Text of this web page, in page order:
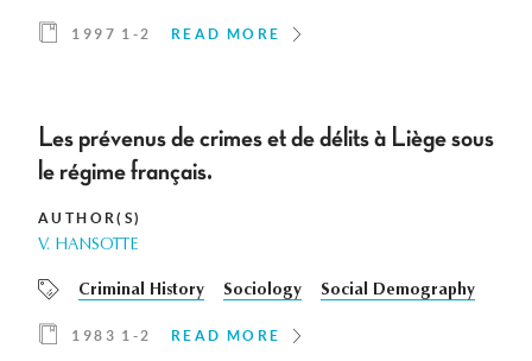
1997 1-2 READ MORE
Les prévenus de crimes et de délits à Liège sous
le régime français.
AUTHOR(S)
V. HANSOTTE
Criminal History Sociology Social Demography
1983 1-2 READ MORE